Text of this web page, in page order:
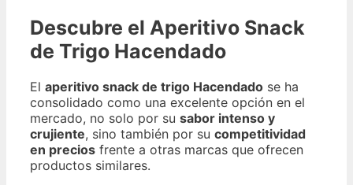
Descubre el Aperitivo Snack
de Trigo Hacendado
El aperitivo snack de trigo Hacendado se ha
consolidado como una excelente opción en el
mercado, no solo por su sabor intenso y
crujiente, sino también por su competitividad
en precios frente a otras marcas que ofrecen
productos similares.